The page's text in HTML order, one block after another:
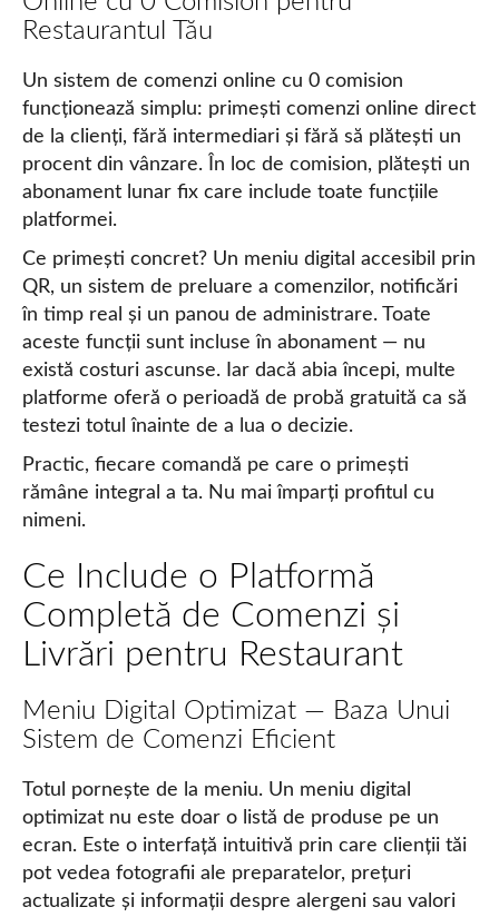
Restaurantul Tău
Un sistem de comenzi online cu 0 comision
funcționează simplu: primești comenzi online direct
de la clienți, fără intermediari și fără să plătești un
procent din vânzare. În loc de comision, plătești un
abonament lunar fix care include toate funcțiile
platformei.
Ce primești concret? Un meniu digital accesibil prin
QR, un sistem de preluare a comenzilor, notificări
în timp real și un panou de administrare. Toate
aceste funcții sunt incluse în abonament — nu
există costuri ascunse. Iar dacă abia începi, multe
platforme oferă o perioadă de probă gratuită ca să
testezi totul înainte de a lua o decizie.
Practic, fiecare comandă pe care o primești
rămâne integral a ta. Nu mai împarți profitul cu
nimeni.
Ce Include o Platformă
Completă de Comenzi și
Livrări pentru Restaurant
Meniu Digital Optimizat — Baza Unui
Sistem de Comenzi Eficient
Totul pornește de la meniu. Un meniu digital
optimizat nu este doar o listă de produse pe un
ecran. Este o interfață intuitivă prin care clienții tăi
pot vedea fotografii ale preparatelor, prețuri
actualizate și informații despre alergeni sau valori